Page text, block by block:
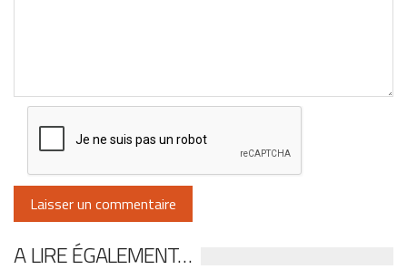
A LIRE ÉGALEMENT…